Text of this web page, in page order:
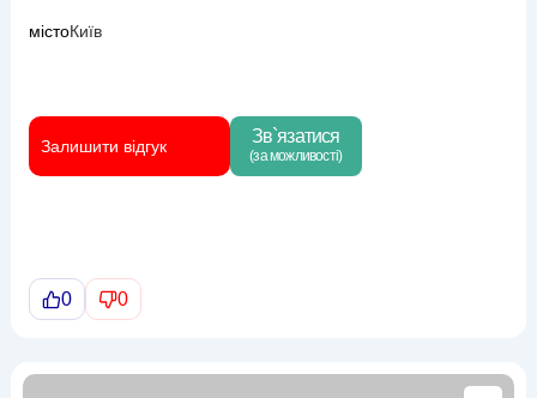
містоКиїв
Залишити відгук Зв`язатися
(за можливості)
0 0